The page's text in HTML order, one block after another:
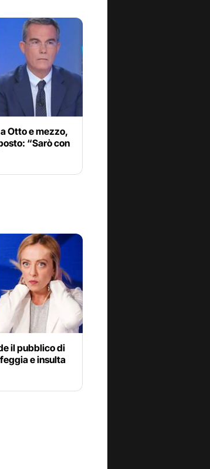
Otto e mezzo,
“Sarò con
il pubblico di
e insulta